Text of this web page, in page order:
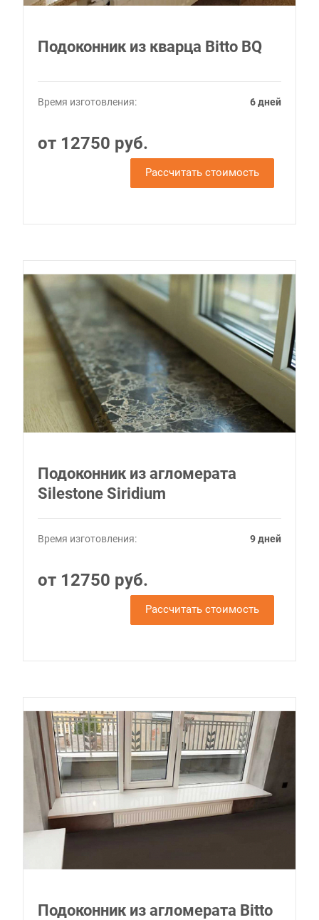
Подоконник из кварца Bitto BQ
Время изготовления: 6 дней
от 12750 руб.
Рассчитать стоимость
Подоконник из агломерата
Silestone Siridium
Время изготовления: 9 дней
от 12750 руб.
Рассчитать стоимость
Подоконник из агломерата Bitto